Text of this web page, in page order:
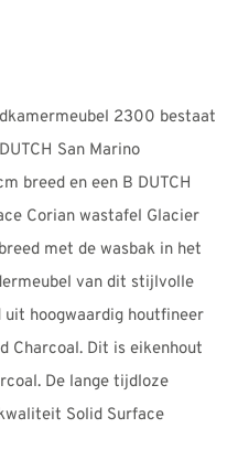
2300 bestaat
San Marino
breed en een B DUTCH
Corian wastafel Glacier
met de wasbak in het
van dit stijlvolle
hoogwaardig houtfineer
Charcoal. Dit is eikenhout
De lange tijdloze
Solid Surface